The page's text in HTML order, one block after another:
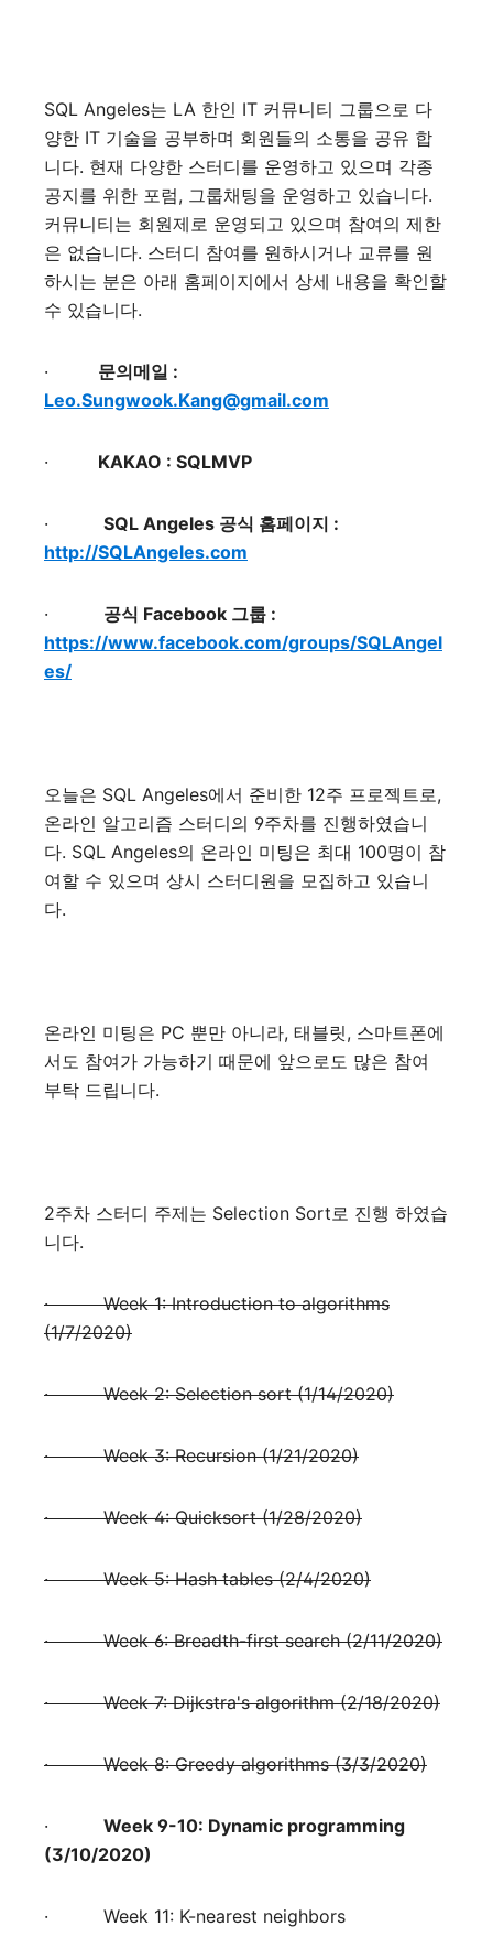
SQL Angeles는 LA 한인 IT 커뮤니티 그룹으로 다
양한 IT 기술을 공부하며 회원들의 소통을 공유 합
니다. 현재 다양한 스터디를 운영하고 있으며 각종
공지를 위한 포럼, 그룹채팅을 운영하고 있습니다.
커뮤니티는 회원제로 운영되고 있으며 참여의 제한
은 없습니다. 스터디 참여를 원하시거나 교류를 원
하시는 분은 아래 홈페이지에서 상세 내용을 확인할
수 있습니다.
· 문의메일 :
Leo.Sungwook.Kang@gmail.com
· KAKAO : SQLMVP
· SQL Angeles 공식 홈페이지 :
http://SQLAngeles.com
· 공식 Facebook 그룹 :
https://www.facebook.com/groups/SQLAngel
es/
오늘은 SQL Angeles에서 준비한 12주 프로젝트로,
온라인 알고리즘 스터디의 9주차를 진행하였습니
다. SQL Angeles의 온라인 미팅은 최대 100명이 참
여할 수 있으며 상시 스터디원을 모집하고 있습니
다.
온라인 미팅은 PC 뿐만 아니라, 태블릿, 스마트폰에
서도 참여가 가능하기 때문에 앞으로도 많은 참여
부탁 드립니다.
2주차 스터디 주제는 Selection Sort로 진행 하였습
니다.
·
Week 1: Introduction to algorithms
(1/7/2020)
· Week 2: Selection sort (1/14/2020)
· Week 3: Recursion (1/21/2020)
· Week 4: Quicksort (1/28/2020)
· Week 5: Hash tables (2/4/2020)
· Week 6: Breadth-first search (2/11/2020)
· Week 7: Dijkstra's algorithm (2/18/2020)
· Week 8: Greedy algorithms (3/3/2020)
·
Week 9-10: Dynamic programming
(3/10/2020)
· Week 11: K-nearest neighbors